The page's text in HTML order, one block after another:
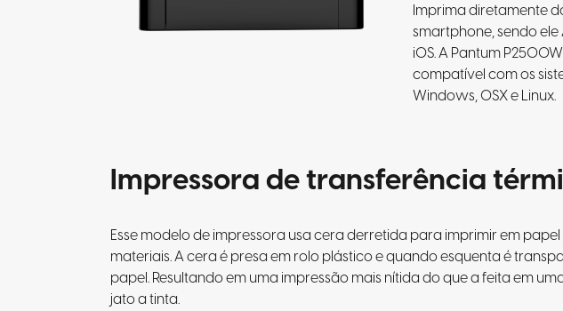
Imprima diretamente
smartphone, sendo
iOS. A Pantum
compatível com os
Windows, OSX e Linux.
Impressora de transferência
Esse modelo de impressora usa cera derretida para imprimir em
materiais. A cera é presa em rolo plástico e quando esquenta é
papel. Resultando em uma impressão mais nítida do que a feita em
jato a tinta.